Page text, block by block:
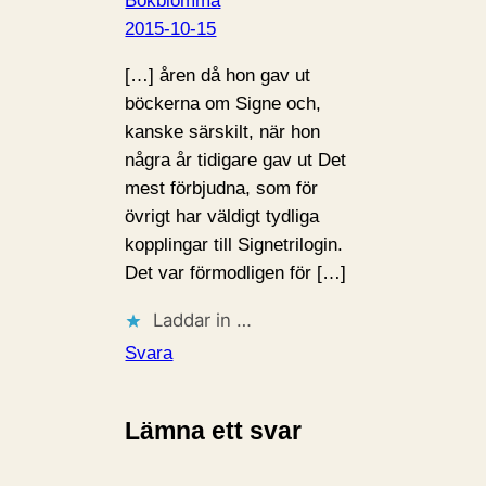
2015-10-15
[…] åren då hon gav ut
böckerna om Signe och,
kanske särskilt, när hon
några år tidigare gav ut Det
mest förbjudna, som för
övrigt har väldigt tydliga
kopplingar till Signetrilogin.
Det var förmodligen för […]
Laddar in …
Svara
Lämna ett svar